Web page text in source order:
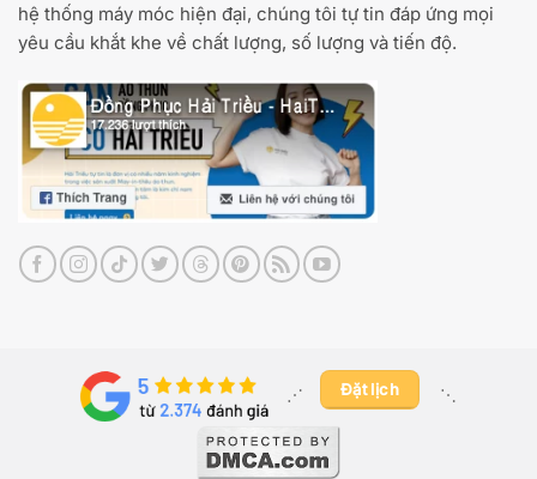
hệ thống máy móc hiện đại, chúng tôi tự tin đáp ứng mọi
yêu cầu khắt khe về chất lượng, số lượng và tiến độ.
⋰ ​ Đặt lịch ⋱